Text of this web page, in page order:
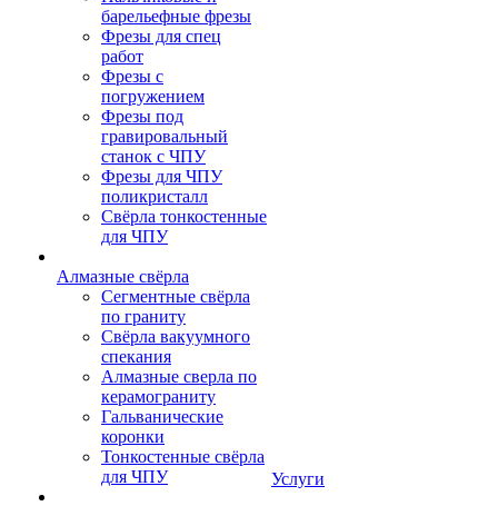
барельефные фрезы
Фрезы для спец
работ
Фрезы с
погружением
Фрезы под
гравировальный
станок с ЧПУ
Фрезы для ЧПУ
поликристалл
Свёрла тонкостенные
для ЧПУ
Алмазные свёрла
Сегментные свёрла
по граниту
Свёрла вакуумного
спекания
Алмазные сверла по
керамограниту
Гальванические
коронки
Тонкостенные свёрла
для ЧПУ
Услуги